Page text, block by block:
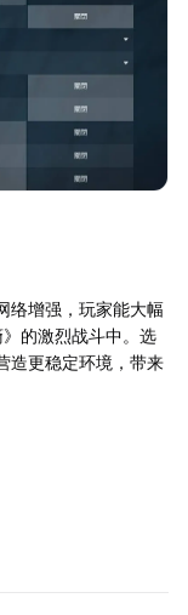
络增强，玩家能大幅
的激烈战斗中。选
造更稳定环境，带来